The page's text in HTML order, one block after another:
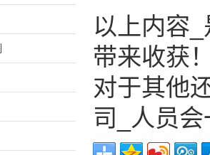
以上内容
带来收获
对于其他
司_人员